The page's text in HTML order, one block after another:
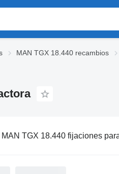
MAN TGX 18.440 recambios
MAN TGX 18.440 fijaciones